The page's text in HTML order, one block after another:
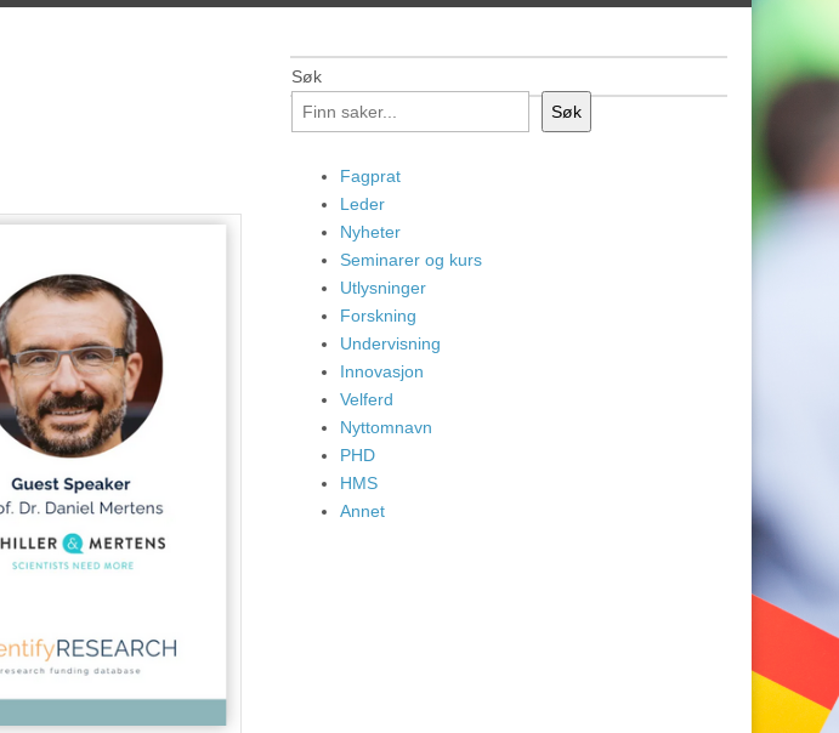
Søk
Søk
Fagprat
Leder
Nyheter
Seminarer og kurs
Utlysninger
Forskning
Undervisning
Innovasjon
Velferd
Nyttomnavn
PHD
HMS
Annet